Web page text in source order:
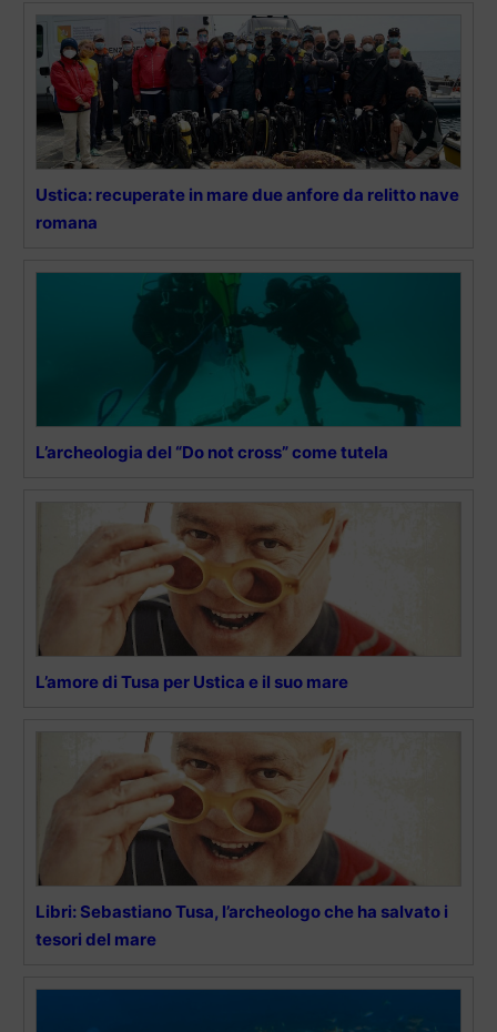
Ustica: recuperate in mare due anfore da relitto nave
romana
L’archeologia del “Do not cross” come tutela
L’amore di Tusa per Ustica e il suo mare
Libri: Sebastiano Tusa, l’archeologo che ha salvato i
tesori del mare